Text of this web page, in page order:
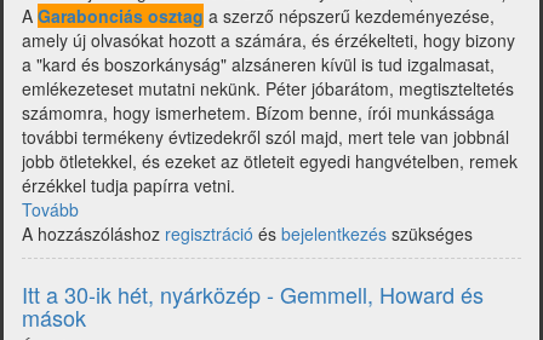
A Garabonciás osztag a szerző népszerű kezdeményezése,
amely új olvasókat hozott a számára, és érzékelteti, hogy bizony
a "kard és boszorkányság" alzsáneren kívül is tud izgalmasat,
emlékezeteset mutatni nekünk. Péter jóbarátom, megtiszteltetés
számomra, hogy ismerhetem. Bízom benne, írói munkássága
további termékeny évtizedekről szól majd, mert tele van jobbnál
jobb ötletekkel, és ezeket az ötleteit egyedi hangvételben, remek
érzékkel tudja papírra vetni.
Tovább
fantasy
2020
írói
szemmel
-
A hozzászóláshoz regisztráció és bejelentkezés szükséges
Itt a 30-ik hét, nyárközép - Gemmell, Howard és
mások